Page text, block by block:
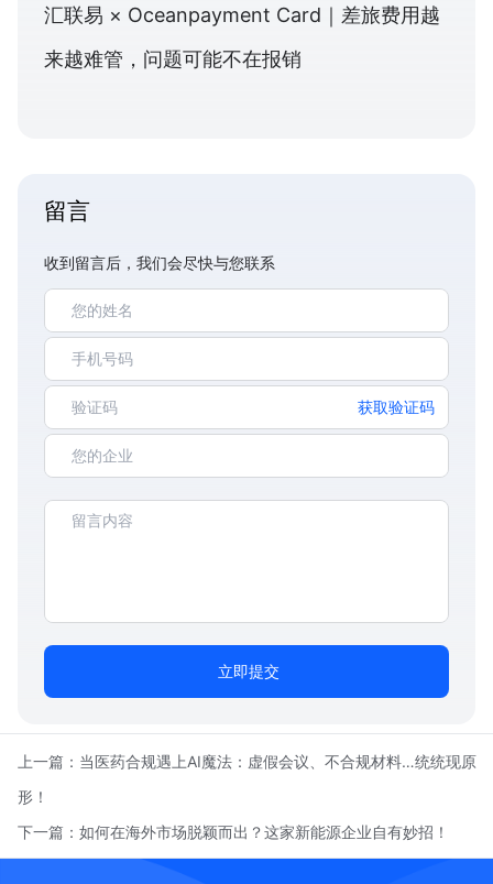
汇联易 × Oceanpayment Card｜差旅费用越
来越难管，问题可能不在报销
留言
收到留言后，我们会尽快与您联系
获取验证码
立即提交
上一篇： 当医药合规遇上AI魔法：虚假会议、不合规材料…统统现原
形！
下一篇： 如何在海外市场脱颖而出？这家新能源企业自有妙招！